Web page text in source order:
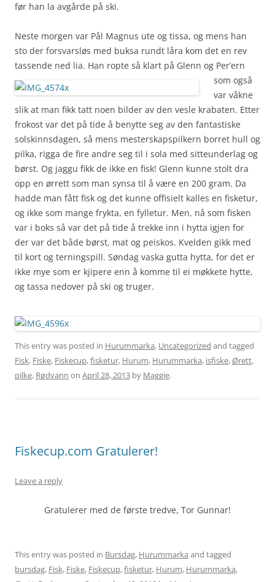
før han la avgårde på ski.
Neste morgen var Pål Magnus ute og tissa, og mens han
sto der forsvarsløs med buksa rundt låra kom det en rev
tassende ned lia. Han ropte så klart på Glenn og Per’ern
som også
var våkne
slik at man fikk tatt noen bilder av den vesle krabaten. Etter
frokost var det på tide å benytte seg av den fantastiske
solskinnsdagen, så mens mesterskapspilkern borret hull og
pilka, rigga de fire andre seg til i sola med sitteunderlag og
børst. Og jaggu fikk de ikke en fisk! Glenn kunne stolt dra
opp en ørrett som man synsa til å være en 200 gram. Da
hadde man fått fisk og det kunne offisielt kalles en fisketur,
og ikke som mange frykta, en fylletur. Men, nå som fisken
var i boks så var det på tide å trekke inn i hytta igjen for
der var det både børst, mat og peiskos. Kvelden gikk med
til kort og terningspill. Søndag vaska gutta hytta, for det er
ikke mye som er kjipere enn å komme til ei møkkete hytte,
og tassa nedover på ski og truger.
This entry was posted in Hurummarka, Uncategorized and tagged
Fisk, Fiske, Fiskecup,fisketur, Hurum, Hurummarka, isfiske,Ørett,
pilke, Rødvann on April 28, 2013 by Maggie.
Fiskecup.com Gratulerer!
Leave a reply
Gratulerer med de første tredve, Tor Gunnar!
This entry was posted in Bursdag, Hurummarka and tagged
bursdag, Fisk, Fiske, Fiskecup,fisketur, Hurum, Hurummarka,